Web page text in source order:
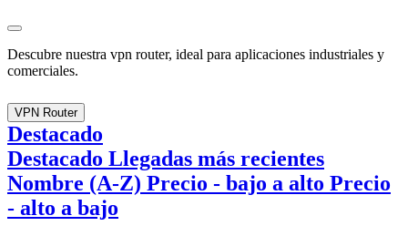
Descubre nuestra vpn router, ideal para aplicaciones industriales y
comerciales.
VPN Router
Destacado
Destacado Llegadas más recientes
Nombre (A-Z) Precio - bajo a alto Precio
- alto a bajo